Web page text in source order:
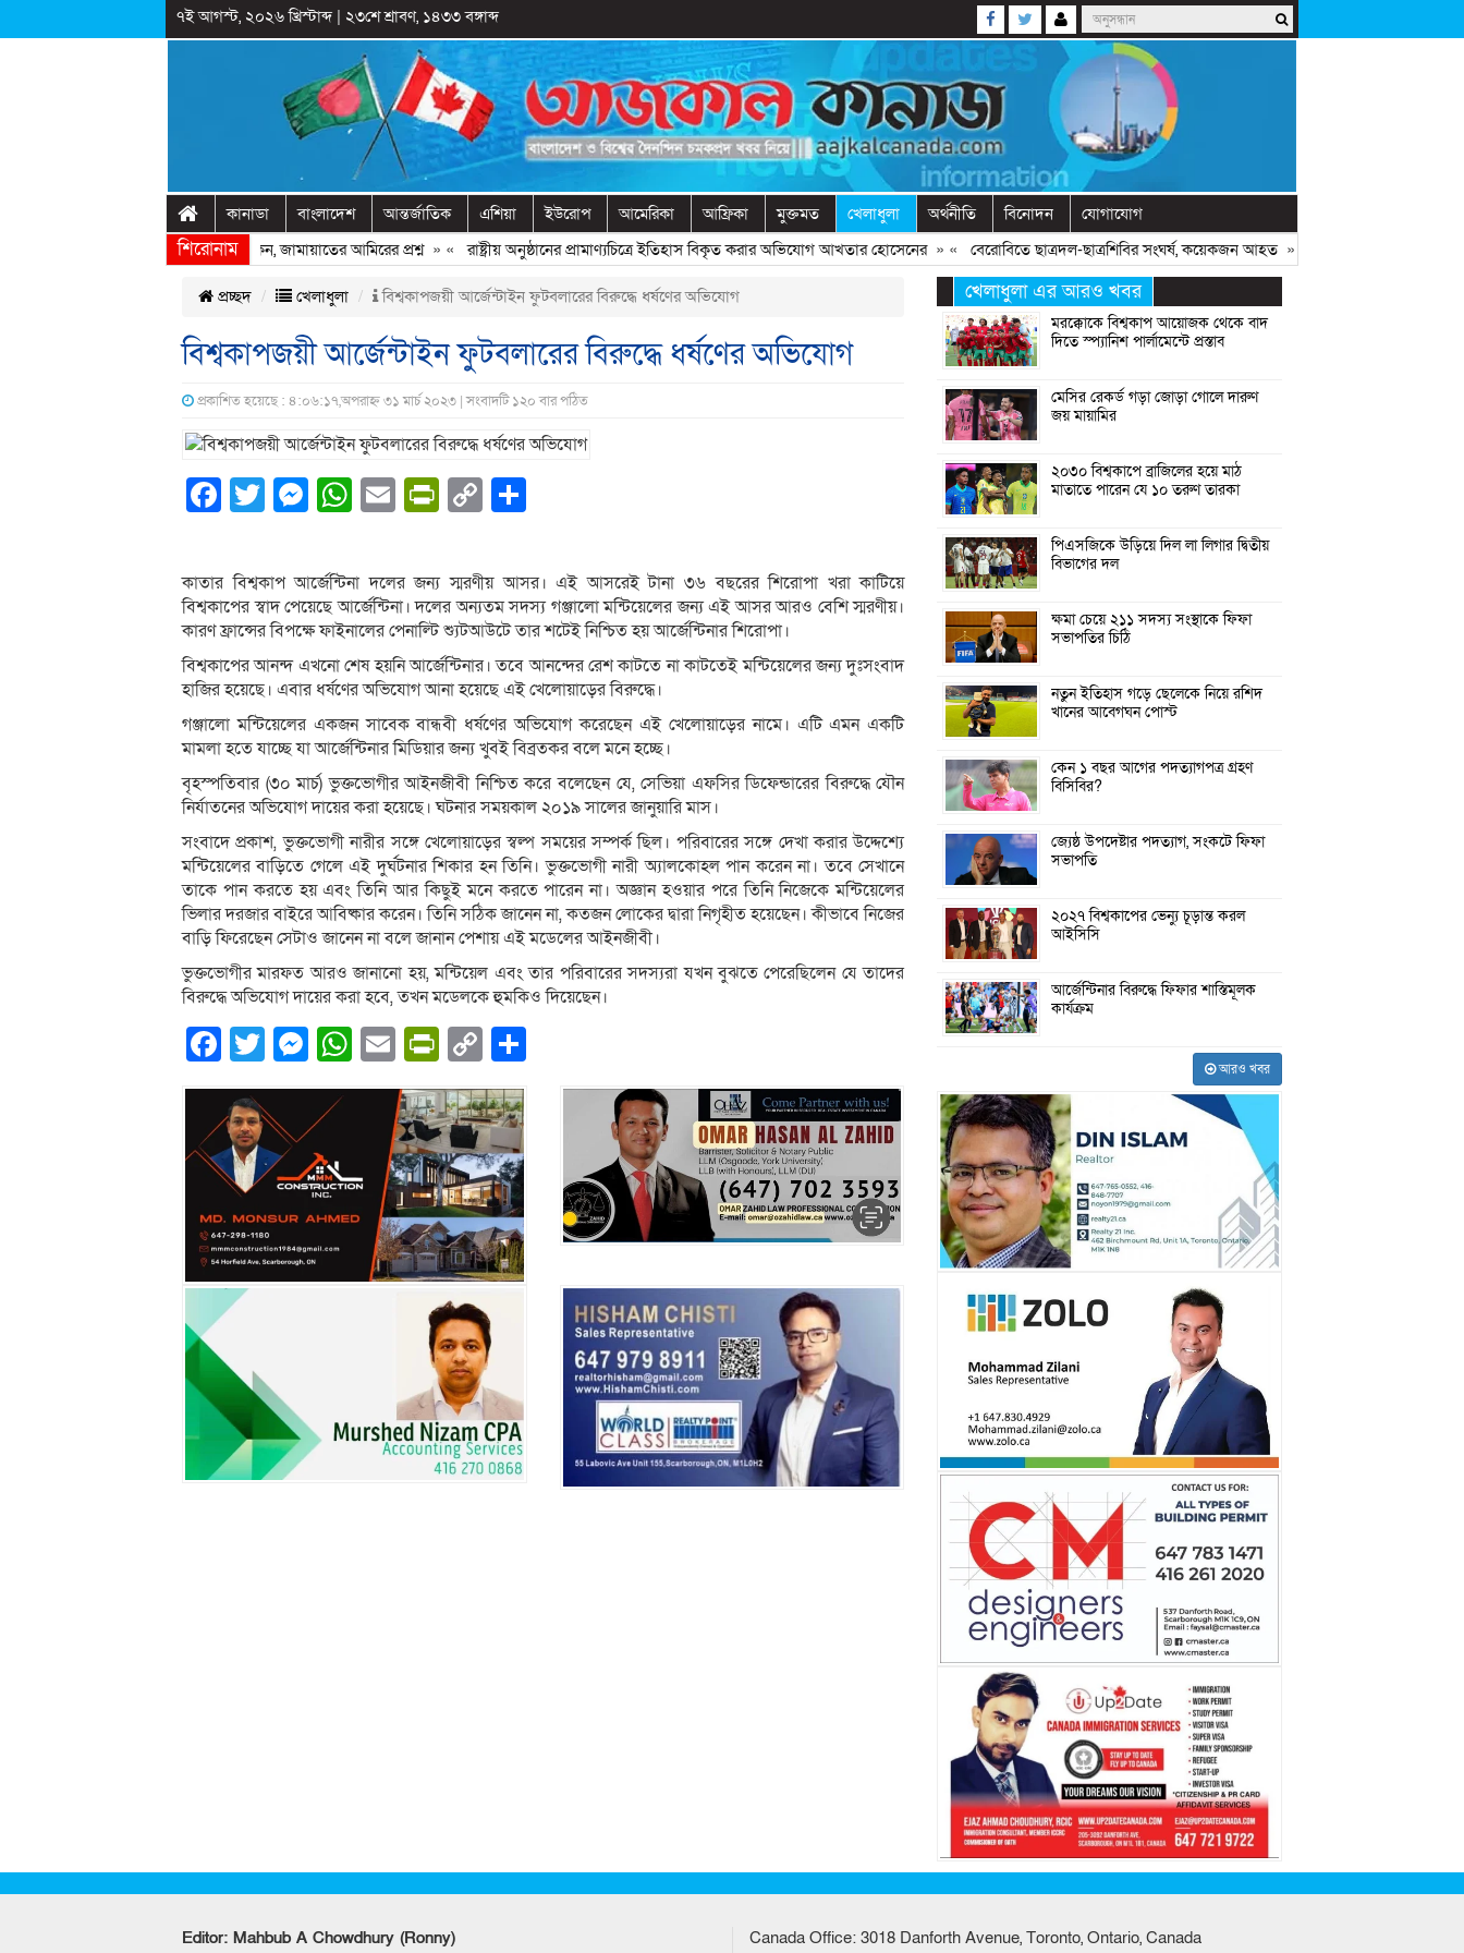
৭ই আগস্ট, ২০২৬ খ্রিস্টাব্দ| ২৩শে শ্রাবণ, ১৪৩৩ বঙ্গাব্দ
কানাডা বাংলাদেশ আন্তর্জাতিক এশিয়া ইউরোপ আমেরিকা আফ্রিকা মুক্তমত খেলাধুলা অর্থনীতি বিনোদন যোগাযোগ
শিরোনাম
হাসিনাকে ফিরিয়ে আনতে দেরি হচ্ছে কেন, জামায়াতের আমিরের প্রশ্ন» «রাষ্ট্রীয় অনুষ্ঠানের প্রামাণ্যচিত্রে ইতিহাস বিকৃত করার অভিযোগ আখতার হোসেনের» «বেরোবিতে ছাত্রদল-ছাত্রশিবির সংঘর্ষ, কয়েকজন আহত» «অনুষ্ঠানে বক্তব্যের আগে
প্রচ্ছদ খেলাধুলা বিশ্বকাপজয়ী আর্জেন্টাইন ফুটবলারের বিরুদ্ধে ধর্ষণের অভিযোগ
বিশ্বকাপজয়ী আর্জেন্টাইন ফুটবলারের বিরুদ্ধে ধর্ষণের অভিযোগ
প্রকাশিত হয়েছে : ৪:০৬:১৭,অপরাহ্ন ৩১ মার্চ ২০২৩ | সংবাদটি ১২০ বার পঠিত
Facebook
Twitter
Messenger
WhatsApp
EmailPrintFriendly
Copy
কাতার বিশ্বকাপ আর্জেন্টিনা দলের জন্য স্মরণীয় আসর। এই আসরেই টানা ৩৬ বছরের শিরোপা খরা কাটিয়ে
বিশ্বকাপের স্বাদ পেয়েছে আর্জেন্টিনা। দলের অন্যতম সদস্য গঞ্জালো মন্টিয়েলের জন্য এই আসর আরও বেশি স্মরণীয়।
কারণ ফ্রান্সের বিপক্ষে ফাইনালের পেনাল্টি শ্যুটআউটে তার শটেই নিশ্চিত হয় আর্জেন্টিনার শিরোপা।
বিশ্বকাপের আনন্দ এখনো শেষ হয়নি আর্জেন্টিনার। তবে আনন্দের রেশ কাটতে না কাটতেই মন্টিয়েলের জন্য দুঃসংবাদ
হাজির হয়েছে। এবার ধর্ষণের অভিযোগ আনা হয়েছে এই খেলোয়াড়ের বিরুদ্ধে।
গঞ্জালো মন্টিয়েলের একজন সাবেক বান্ধবী ধর্ষণের অভিযোগ করেছেন এই খেলোয়াড়ের নামে। এটি এমন একটি
মামলা হতে যাচ্ছে যা আর্জেন্টিনার মিডিয়ার জন্য খুবই বিব্রতকর বলে মনে হচ্ছে।
বৃহস্পতিবার (৩০ মার্চ) ভুক্তভোগীর আইনজীবী নিশ্চিত করে বলেছেন যে, সেভিয়া এফসির ডিফেন্ডারের বিরুদ্ধে যৌন
নির্যাতনের অভিযোগ দায়ের করা হয়েছে। ঘটনার সময়কাল ২০১৯ সালের জানুয়ারি মাস।
সংবাদে প্রকাশ, ভুক্তভোগী নারীর সঙ্গে খেলোয়াড়ের স্বল্প সময়ের সম্পর্ক ছিল। পরিবারের সঙ্গে দেখা করার উদ্দেশ্যে
মন্টিয়েলের বাড়িতে গেলে এই দুর্ঘটনার শিকার হন তিনি। ভুক্তভোগী নারী অ্যালকোহল পান করেন না। তবে সেখানে
তাকে পান করতে হয় এবং তিনি আর কিছুই মনে করতে পারেন না। অজ্ঞান হওয়ার পরে তিনি নিজেকে মন্টিয়েলের
ভিলার দরজার বাইরে আবিষ্কার করেন। তিনি সঠিক জানেন না, কতজন লোকের দ্বারা নিগৃহীত হয়েছেন। কীভাবে নিজের
বাড়ি ফিরেছেন সেটাও জানেন না বলে জানান পেশায় এই মডেলের আইনজীবী।
ভুক্তভোগীর মারফত আরও জানানো হয়, মন্টিয়েল এবং তার পরিবারের সদস্যরা যখন বুঝতে পেরেছিলেন যে তাদের
বিরুদ্ধে অভিযোগ দায়ের করা হবে, তখন মডেলকে হুমকিও দিয়েছেন।
Facebook
Twitter
Messenger
WhatsApp
EmailPrintFriendly
Copy
Link
খেলাধুলা এর আরও খবর
মরক্কোকে বিশ্বকাপ আয়োজক থেকে বাদ
দিতে স্প্যানিশ পার্লামেন্টে প্রস্তাব
মেসির রেকর্ড গড়া জোড়া গোলে দারুণ
জয় মায়ামির
২০৩০ বিশ্বকাপে ব্রাজিলের হয়ে মাঠ
মাতাতে পারেন যে ১০ তরুণ তারকা
পিএসজিকে উড়িয়ে দিল লা লিগার দ্বিতীয়
বিভাগের দল
ক্ষমা চেয়ে ২১১ সদস্য সংস্থাকে ফিফা
সভাপতির চিঠি
নতুন ইতিহাস গড়ে ছেলেকে নিয়ে রশিদ
খানের আবেগঘন পোস্ট
কেন ১ বছর আগের পদত্যাগপত্র গ্রহণ
বিসিবির?
জ্যেষ্ঠ উপদেষ্টার পদত্যাগ, সংকটে ফিফা
সভাপতি
২০২৭ বিশ্বকাপের ভেন্যু চূড়ান্ত করল
আইসিসি
আর্জেন্টিনার বিরুদ্ধে ফিফার শাস্তিমূলক
কার্যক্রম
আরও খবর
Editor: Mahbub A Chowdhury (Ronny)
Canada Office: 3018 Danforth Avenue, Toronto, Ontario, Canada